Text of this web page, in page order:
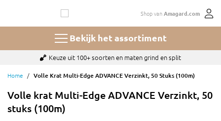
de
Shop vanAmagard.com
Bekijk het assortiment
Keuze uit 100+ soorten en maten grind en split
Home Volle Krat Multi-Edge ADVANCE Verzinkt, 50 Stuks (100m)
Volle krat Multi-Edge ADVANCE Verzinkt, 50
stuks (100m)